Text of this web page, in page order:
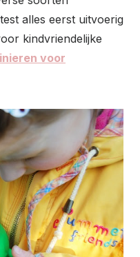
alles eerst uitvoerig
kindvriendelijke
voor